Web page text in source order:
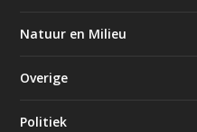
Natuur en Milieu
Overige
Politiek